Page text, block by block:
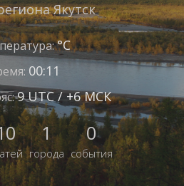
Якутск
°С
00:11
9 UTC / +6 МСК
1
города
0
события